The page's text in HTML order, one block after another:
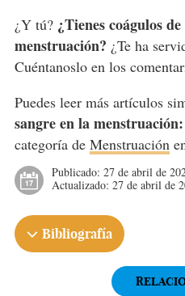
¿Y tú? ¿Tienes coágulos
menstruación? ¿Te ha
Cuéntanoslo en los
Puedes leer más artículos
sangre en la
categoría de Menstruación
Publicado: 27 de abril de
Actualizado: 27 de abril de
Bibliografía